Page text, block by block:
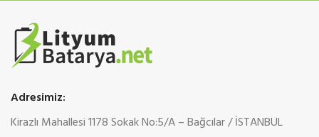
Adresimiz:
Kirazlı Mahallesi 1178 Sokak No:5/A – Bağcılar / İSTANBUL